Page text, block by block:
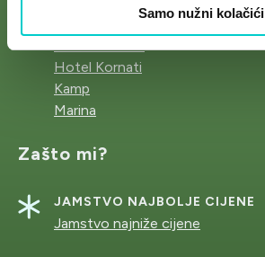
Samo nužni kolačići
Hotel Kornati
Kamp
Marina
Zašto mi?
JAMSTVO NAJBOLJE CIJENE
Jamstvo najniže cijene